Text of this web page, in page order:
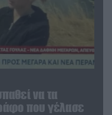
να τα
που γέλασε